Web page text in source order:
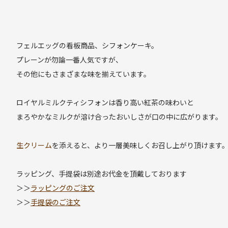
フェルエッグの看板商品、シフォンケーキ。
プレーンが勿論一番人気ですが、
その他にもさまざまな味を揃えています。
ロイヤルミルクティシフォンは香り高い紅茶の味わいと
まろやかなミルクが溶け合ったおいしさが口の中に広がります。
生クリームを添えると、より一層美味しくお召し上がり頂けます
ラッピング、手提袋は別途お代金を頂戴しております
＞＞ラッピングのご注文
＞＞手提袋のご注文